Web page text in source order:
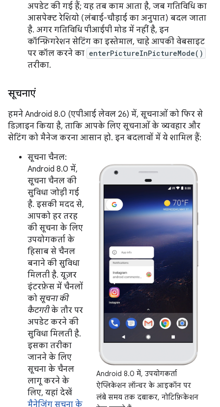
अपडेट की गई हैं; यह तब काम आता है, जब गतिविधि का
आसपेक्ट रेशियो (लंबाई-चौड़ाई का अनुपात) बदल जाता
है. अगर गतिविधि पीआईपी मोड में नहीं है, इन
कॉन्फ़िगरेशन सेटिंग का इस्तेमाल, चाहे आपकी वेबसाइट
पर कॉल करने का enterPictureInPictureMode()
तरीका.
सूचनाएं
हमने Android 8.0 (एपीआई लेवल 26) में, सूचनाओं को फिर से
डिज़ाइन किया है, ताकि आपके लिए सूचनाओं के व्यवहार और
सेटिंग को मैनेज करना आसान हो. इन बदलावों में ये शामिल हैं:
Android 8.0 में, उपयोगकर्ता
ऐप्लिकेशन लॉन्चर के आइकॉन पर
लंबे समय तक दबाकर, नोटिफ़िकेशन
सूचना चैनल:
Android 8.0 में,
सूचना चैनल की
सुविधा जोड़ी गई
है. इसकी मदद से,
आपको हर तरह
की सूचना के लिए
उपयोगकर्ता के
हिसाब से चैनल
बनाने की सुविधा
मिलती है. यूज़र
इंटरफ़ेस में चैनलों
को सूचना की
कैटगरीके तौर पर
अपडेट करने की
सुविधा मिलती है.
इसका तरीका
जानने के लिए
सूचना के चैनल
लागू करने के
लिए, यहां देखें
मैनेजिंग सूचना के